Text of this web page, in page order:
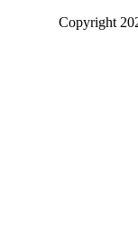
Copyright